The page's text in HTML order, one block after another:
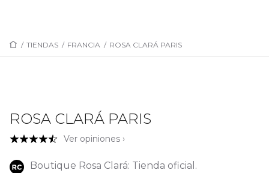
/ TIENDAS / FRANCIA / ROSA CLARÁ PARIS
ROSA CLARÁ PARIS
Ver opiniones ›
Boutique Rosa Clará: Tienda oficial.